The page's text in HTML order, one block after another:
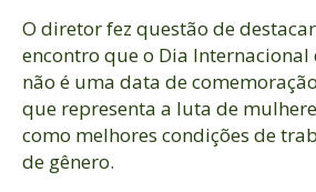
O diretor fez questão de
encontro que o Dia
não é uma data de
que representa a luta de
como melhores condições de
de gênero.